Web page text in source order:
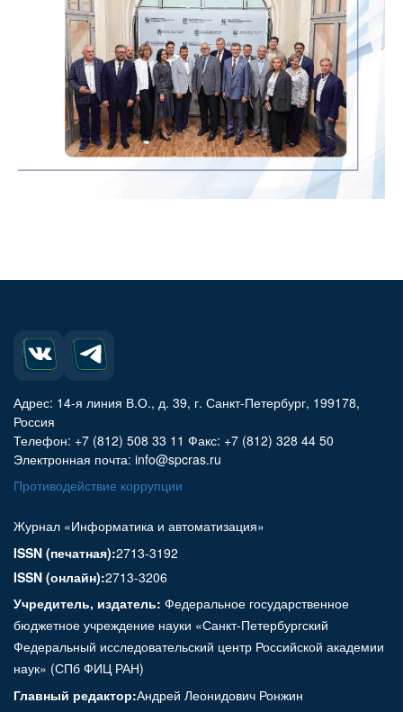
Адрес: 14-я линия В.О., д. 39, г. Санкт-Петербург, 199178,
Россия
Телефон: +7 (812) 508 33 11 Факс: +7 (812) 328 44 50
Электронная почта: info@spcras.ru
Противодействие коррупции
Журнал «Информатика и автоматизация»
ISSN (печатная):2713-3192
ISSN (онлайн):2713-3206
Учредитель, издатель: Федеральное государственное
бюджетное учреждение науки «Санкт-Петербургский
Федеральный исследовательский центр Российской академии
наук» (СПб ФИЦ РАН)
Главный редактор:Андрей Леонидович Ронжин